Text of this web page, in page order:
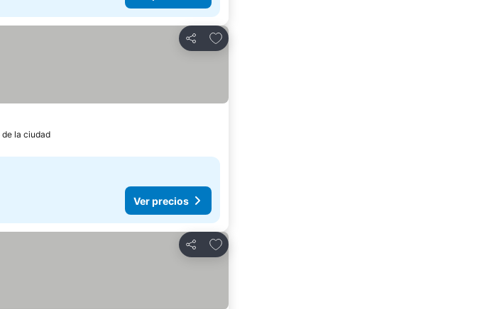
Compartir
Agregar a favoritos
la ciudad
Ver precios
Compartir
Agregar a favoritos